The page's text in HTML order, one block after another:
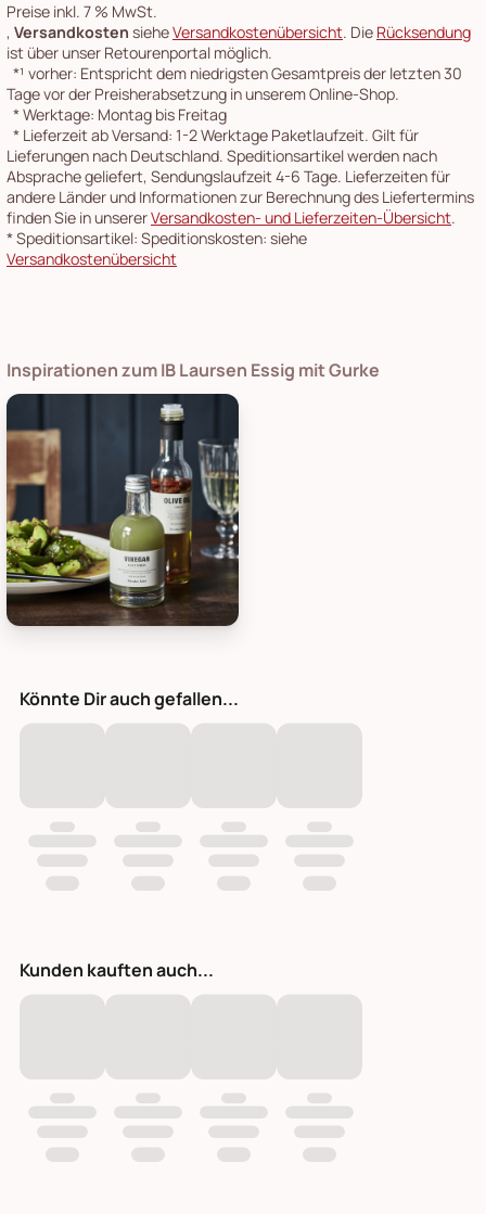
Preise inkl. 7 % MwSt.
, Versandkosten sieheVersandkostenübersicht. Die Rücksendung
ist über unser Retourenportal möglich.
*¹ vorher: Entspricht dem niedrigsten Gesamtpreis der letzten 30
Tage vor der Preisherabsetzung in unserem Online-Shop.
*Werktage: Montag bis Freitag
* Lieferzeit ab Versand: 1-2 Werktage Paketlaufzeit. Gilt für
Lieferungen nach Deutschland. Speditionsartikel werden nach
Absprache geliefert, Sendungslaufzeit 4-6 Tage. Lieferzeiten für
andere Länder und Informationen zur Berechnung des Liefertermins
finden Sie in unsererVersandkosten- und Lieferzeiten-Übersicht.
*Speditionsartikel: Speditionskosten: siehe
Versandkostenübersicht
Essig mit Gurke 200 ml
Inspirationen zum IB Laursen Essig mit Gurke
Könnte Dir auch gefallen...
Kunden kauften auch...